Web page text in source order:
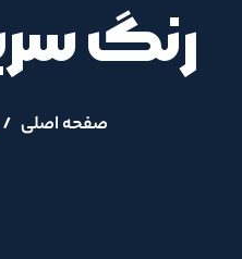
رنگ
صفحه اصلی